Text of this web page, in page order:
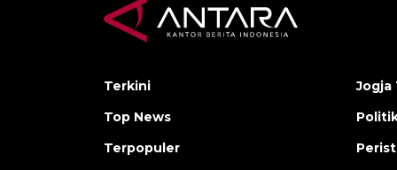
Terkini
Top News
Terpopuler
Jogja